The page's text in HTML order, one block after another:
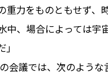
重力をものともせず
中、場合によっては宇
会議では、次のような